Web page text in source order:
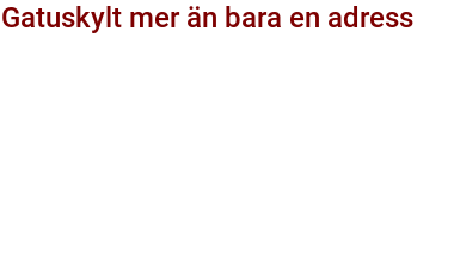
Gatuskylt mer än bara en adress